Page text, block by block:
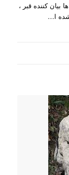
کننده قبر ،
ا…